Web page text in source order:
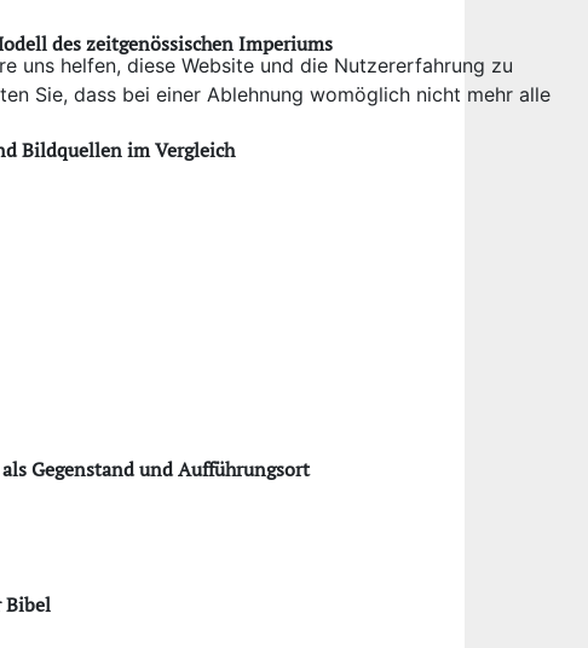
des zeitgenössischen Imperiums
Bildquellen im Vergleich
Gegenstand und Aufführungsort
Bibel
uns helfen, diese Website und die Nutzererfahrung zu
Sie, dass bei einer Ablehnung womöglich nicht mehr alle